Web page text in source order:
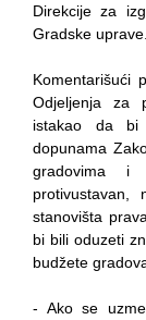
Direkcije za
Gradske uprave.
Komentarišući
Odjeljenja za
istakao da bi
dopunama
gradovima i
protivustavan,
stanovišta
bi bili oduzeti
budžete
- Ako se